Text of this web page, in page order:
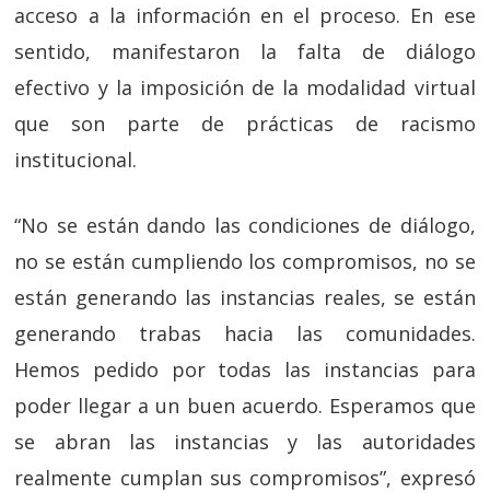
acceso a la información en el proceso. En ese
sentido, manifestaron la falta de diálogo
efectivo y la imposición de la modalidad virtual
que son parte de prácticas de racismo
institucional.
“No se están dando las condiciones de diálogo,
no se están cumpliendo los compromisos, no se
están generando las instancias reales, se están
generando trabas hacia las comunidades.
Hemos pedido por todas las instancias para
poder llegar a un buen acuerdo. Esperamos que
se abran las instancias y las autoridades
realmente cumplan sus compromisos”, expresó